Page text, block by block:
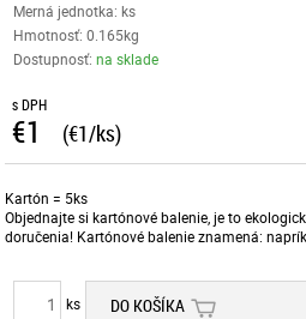
Merná jednotka: ks
Hmotnosť: 0.165kg
Dostupnosť:na sklade
s DPH
€1 (€1/ks)
Kartón = 5ks
Objednajte si kartónové balenie, je to
doručenia! Kartónové balenie znamená:
ks DO KOŠÍKA